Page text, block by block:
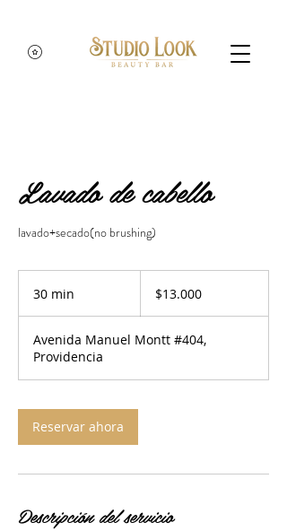
Lavado de cabello
lavado+secado(no brushing)
30 min
m
i
n
chilenos
$13.000
Avenida Manuel Montt #404,
Providencia
Reservar ahora
Descripción del servicio